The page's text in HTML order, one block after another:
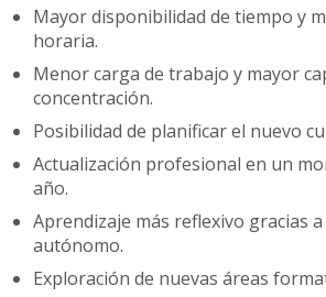
Mayor disponibilidad de tiempo y
horaria.
Menor carga de trabajo y mayor
concentración.
Posibilidad de planificar el nuevo
Actualización profesional en un
año.
Aprendizaje más reflexivo gracias
autónomo.
Exploración de nuevas áreas